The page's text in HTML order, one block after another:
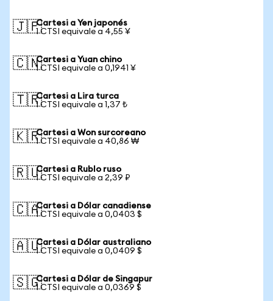
🇯🇵Cartesi a Yen japonés
1 CTSI equivale a 4,55 ¥
🇨🇳Cartesi a Yuan chino
1 CTSI equivale a 0,1941 ¥
🇹🇷Cartesi a Lira turca
1 CTSI equivale a 1,37 ₺
🇰🇷Cartesi a Won surcoreano
1 CTSI equivale a 40,86 ₩
🇷🇺Cartesi a Rublo ruso
1 CTSI equivale a 2,39 ₽
🇨🇦Cartesi a Dólar canadiense
1 CTSI equivale a 0,0403 $
🇦🇺Cartesi a Dólar australiano
1 CTSI equivale a 0,0409 $
🇸🇬Cartesi a Dólar de Singapur
1 CTSI equivale a 0,0369 $